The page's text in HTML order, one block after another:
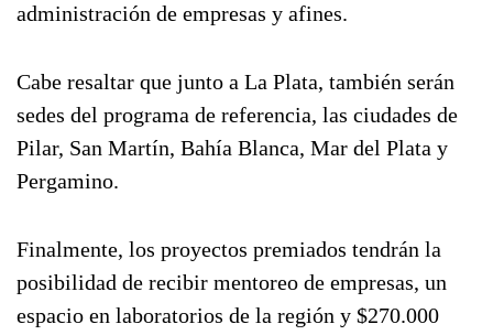
administración de empresas y afines.
Cabe resaltar que junto a La Plata, también serán
sedes del programa de referencia, las ciudades de
Pilar, San Martín, Bahía Blanca, Mar del Plata y
Pergamino.
Finalmente, los proyectos premiados tendrán la
posibilidad de recibir mentoreo de empresas, un
espacio en laboratorios de la región y $270.000